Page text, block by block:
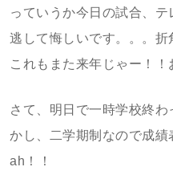
っていうか今日の試合、
逃して悔しいです。。。
これもまた来年じゃー！！
さて、明日で一時学校終
かし、二学期制なので成
ah！！